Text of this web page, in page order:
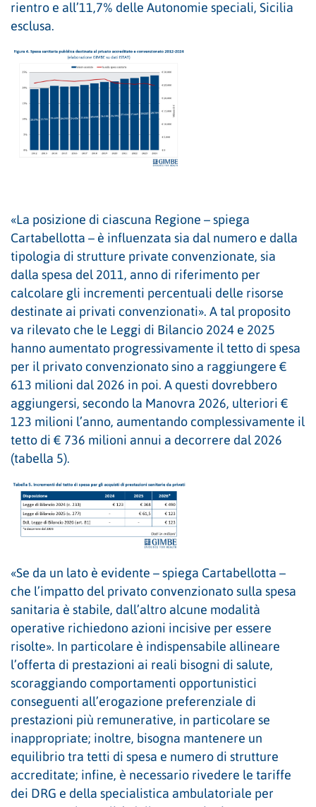
rientro e all’11,7% delle Autonomie speciali, Sicilia
esclusa.
«La posizione di ciascuna Regione – spiega
Cartabellotta – è influenzata sia dal numero e dalla
tipologia di strutture private convenzionate, sia
dalla spesa del 2011, anno di riferimento per
calcolare gli incrementi percentuali delle risorse
destinate ai privati convenzionati». A tal proposito
va rilevato che le Leggi di Bilancio 2024 e 2025
hanno aumentato progressivamente il tetto di spesa
per il privato convenzionato sino a raggiungere €
613 milioni dal 2026 in poi. A questi dovrebbero
aggiungersi, secondo la Manovra 2026, ulteriori €
123 milioni l’anno, aumentando complessivamente il
tetto di € 736 milioni annui a decorrere dal 2026
(tabella 5).
«Se da un lato è evidente – spiega Cartabellotta –
che l’impatto del privato convenzionato sulla spesa
sanitaria è stabile, dall’altro alcune modalità
operative richiedono azioni incisive per essere
risolte». In particolare è indispensabile allineare
l’offerta di prestazioni ai reali bisogni di salute,
scoraggiando comportamenti opportunistici
conseguenti all’erogazione preferenziale di
prestazioni più remunerative, in particolare se
inappropriate; inoltre, bisogna mantenere un
equilibrio tra tetti di spesa e numero di strutture
accreditate; infine, è necessario rivedere le tariffe
dei DRG e della specialistica ambulatoriale per